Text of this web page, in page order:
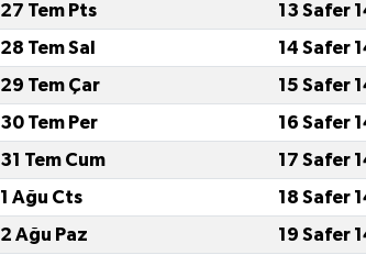
27 Tem Pts
13 Safer
28 Tem Sal
14 Safer
29 Tem Çar
15 Safer
30 Tem Per
16 Safer
31 Tem Cum
17 Safer
1 Ağu Cts
18 Safer
2 Ağu Paz
19 Safer